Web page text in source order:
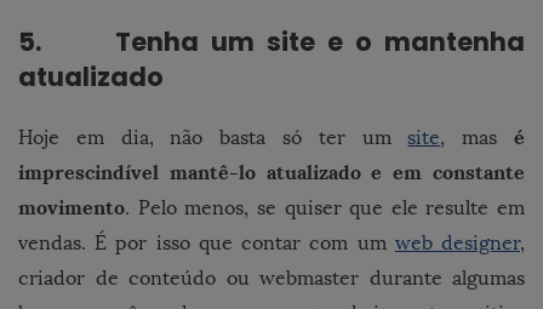
5. Tenha um site e o mantenha
atualizado
Hoje em dia, não basta só ter um site, masé
imprescindível mantê-lo atualizado e em constante
movimento. Pelo menos, se quiser que ele resulte em
vendas. É por isso que contar com um web designer,
criador de conteúdo ou webmaster durante algumas